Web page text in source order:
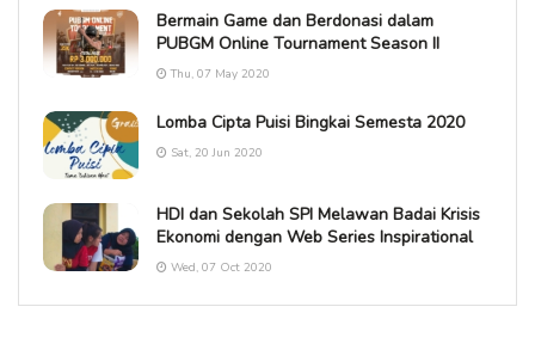
Bermain Game dan Berdonasi dalam
PUBGM Online Tournament Season II
Thu, 07 May 2020
Lomba Cipta Puisi Bingkai Semesta 2020
Sat, 20 Jun 2020
HDI dan Sekolah SPI Melawan Badai Krisis
Ekonomi dengan Web Series Inspirational
Wed, 07 Oct 2020